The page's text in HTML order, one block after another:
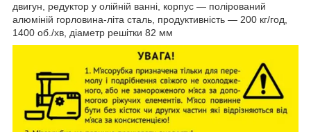
двигун, редуктор у олійній ванні, корпус — полірований
алюміній горловина-літа сталь, продуктивність — 200 кг/год,
1400 об./хв, діаметр решітки 82 мм